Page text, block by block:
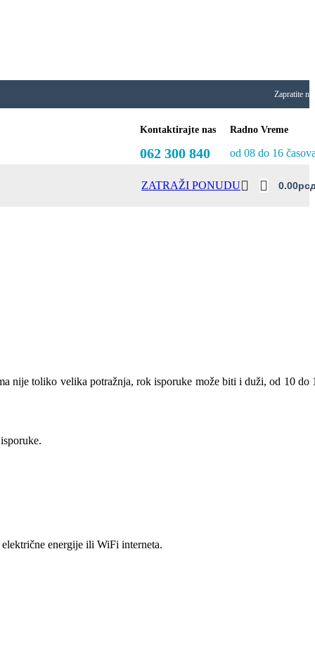
Zapratite
Kontaktirajte nas
062 300 840
Radno Vreme
od 08 do 16
ZATRAŽI PONUDU 0.00
nije toliko velika potražnja, rok isporuke može biti i duži, od 10 do
energije ili WiFi interneta.